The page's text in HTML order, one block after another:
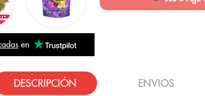
en
DESCRIPCIÓN ENVIOS